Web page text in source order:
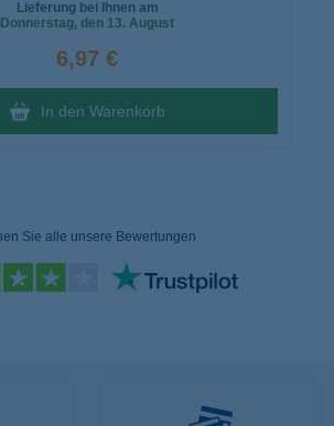
Lieferung bei Ihnen am
Donnerstag, den 13. August
6,97 €
In den Warenkorb
Sie alle unsere Bewertungen